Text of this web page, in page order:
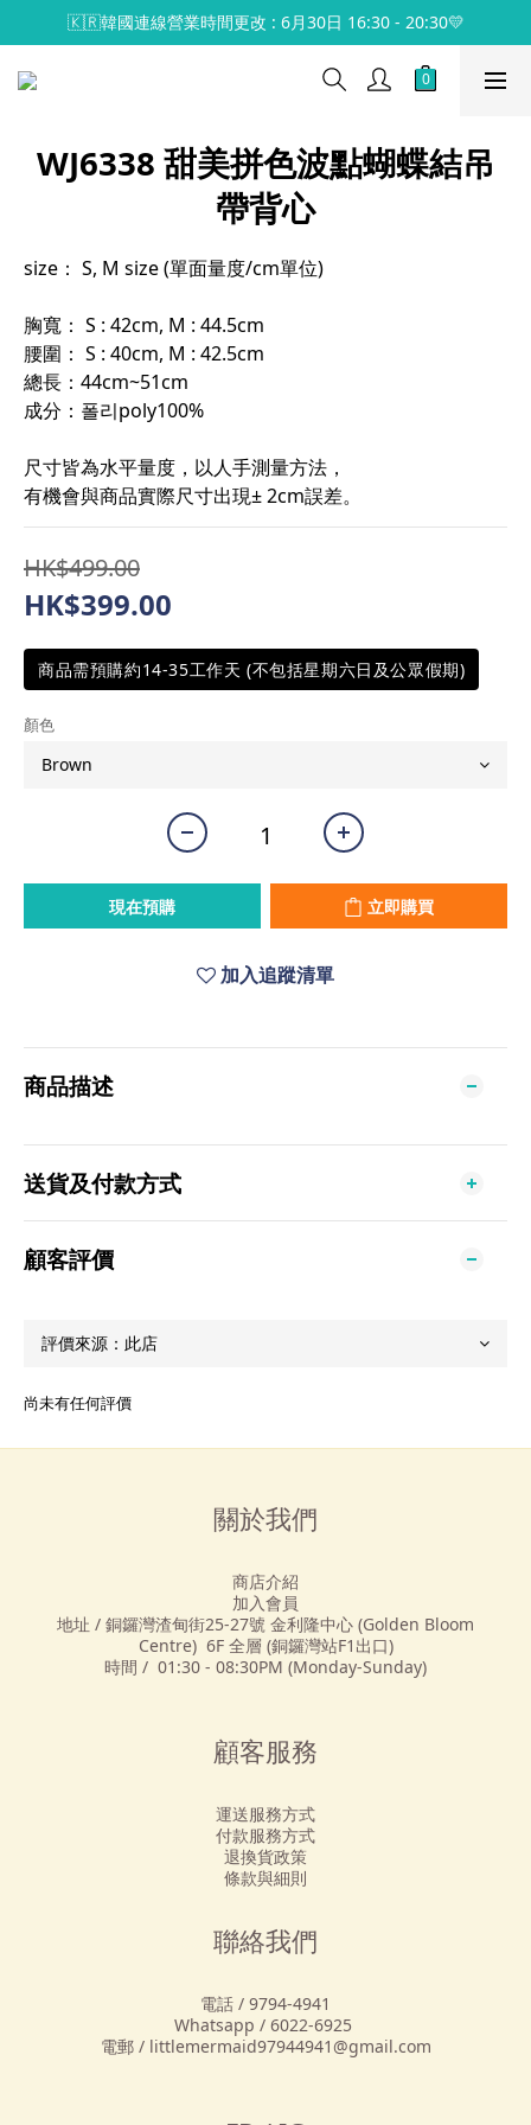
🇰🇷韓國連線營業時間更改 : 6月30日 16:30 - 20:30💛
WJ6338 甜美拼色波點蝴蝶結吊
帶背心
size： S, M size (單面量度/cm單位)
胸寬： S : 42cm, M : 44.5cm
腰圍： S : 40cm, M : 42.5cm
總長：44cm~51cm
成分：폴리poly100%
尺寸皆為水平量度，以人手測量方法，
有機會與商品實際尺寸出現± 2cm誤差。
HK$499.00
HK$399.00
商品需預購約14-35工作天 (不包括星期六日及公眾假期)
顏色
現在預購 立即購買
加入追蹤清單
商品描述
送貨及付款方式
顧客評價
尚未有任何評價
關於我們
商店介紹
加入會員
地址 / 銅鑼灣渣甸街25-27號 金利隆中心 (Golden Bloom
Centre) 6F 全層 (銅鑼灣站F1出口)
時間 / 01:30 - 08:30PM (Monday-Sunday)
顧客服務
運送服務方式
付款服務方式
退換貨政策
條款與細則
聯絡我們
電話 / 9794-4941
Whatsapp / 6022-6925
電郵 / littlemermaid97944941@gmail.com